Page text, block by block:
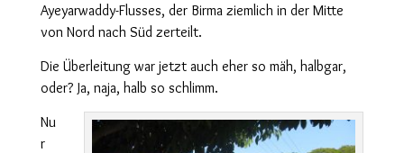
Ayeyarwaddy-Flusses, der Birma ziemlich in der Mitte
von Nord nach Süd zerteilt.
Die Überleitung war jetzt auch eher so mäh, halbgar,
oder? Ja, naja, halb so schlimm.
Nu
r